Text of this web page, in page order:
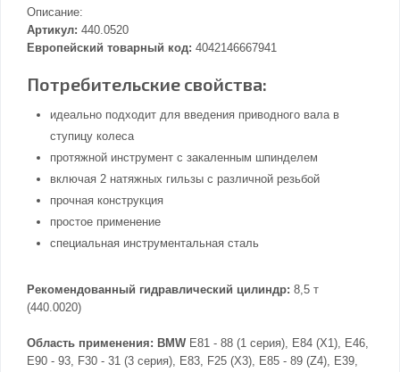
Описание:
Артикул: 440.0520
Европейский товарный код: 4042146667941
Потребительские свойства:
идеально подходит для введения приводного вала в
ступицу колеса
протяжной инструмент с закаленным шпинделем
включая 2 натяжных гильзы с различной резьбой
прочная конструкция
простое применение
специальная инструментальная сталь
Рекомендованный гидравлический цилиндр: 8,5 т
(440.0020)
Область применения: BMW E81 - 88 (1 серия), E84 (X1), E46,
E90 - 93, F30 - 31 (3 серия), E83, F25 (X3), E85 - 89 (Z4), E39,